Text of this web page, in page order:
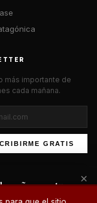
más importante de
cada mañana.
GRATIS
reservados.
mañana en tu
×